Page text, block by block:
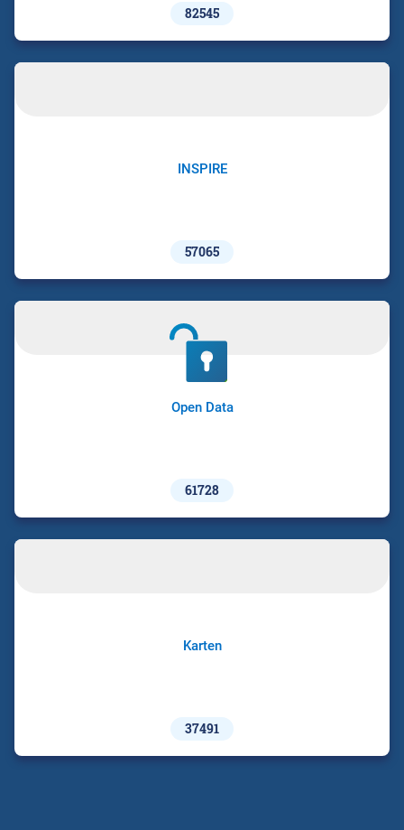
82545
INSPIRE
57065
Open Data
61728
Karten
37491